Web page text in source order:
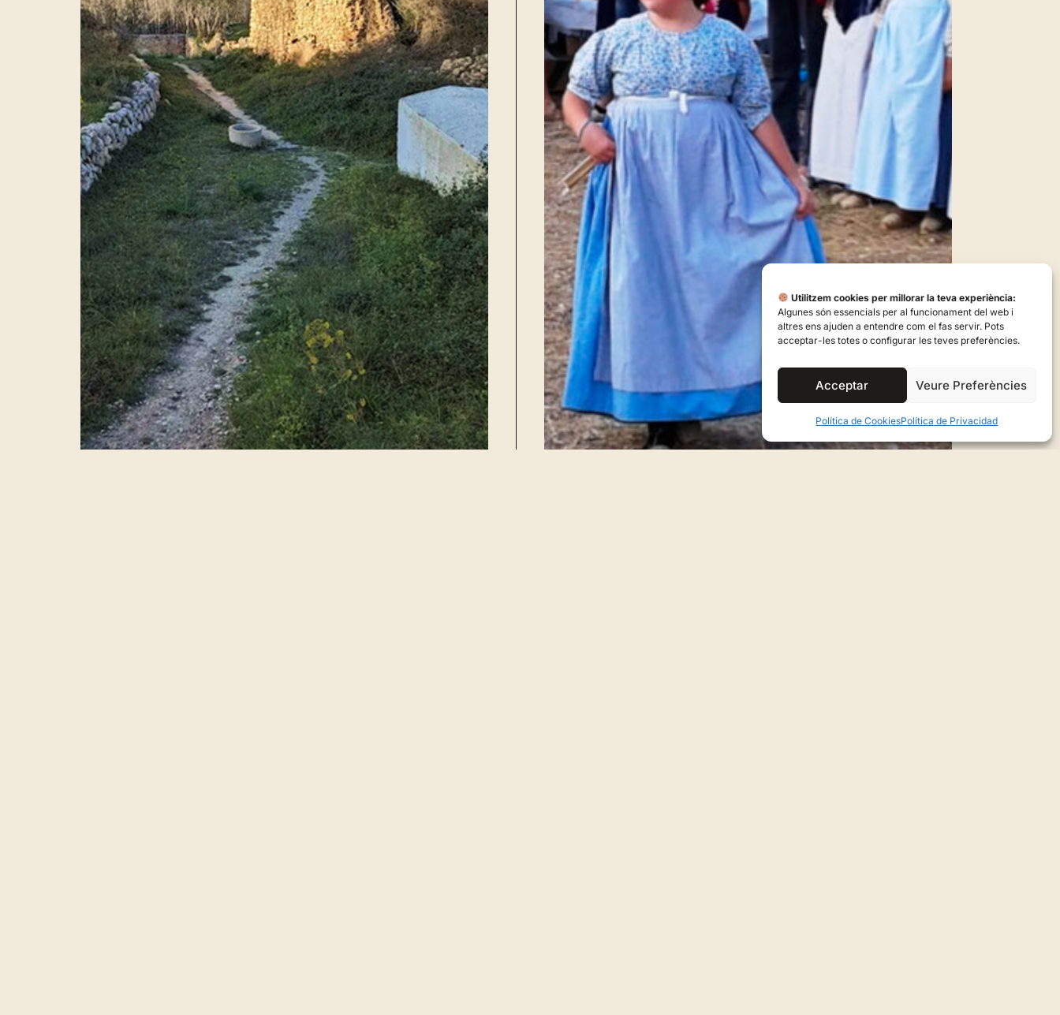
Utilitzem cookies per millorar la teva experiència:
Algunes són essencials per al funcionament del web i
altres ens ajuden a entendre com el fas servir. Pots
acceptar-les totes o configurar les teves preferències.
Acceptar Veure Preferències
Política de CookiesPolítica de Privacidad